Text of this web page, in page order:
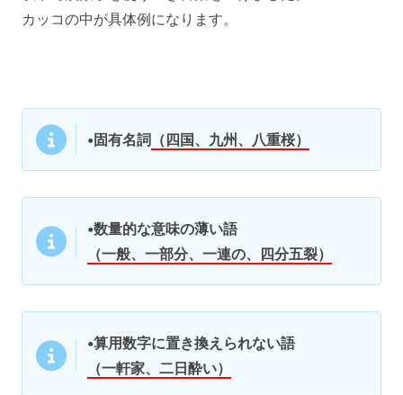
カッコの中が具体例になります。
•固有名詞 （四国、九州、八重桜）
•数量的な意味の薄い語
（一般、一部分、一連の、四分五裂）
•算用数字に置き換えられない語
（一軒家、二日酔い）